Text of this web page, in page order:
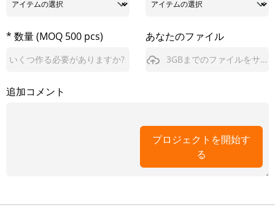
* 数量 (MOQ 500 pcs) あなたのファイル
3GBまでのファイルをサポート
追加コメント
プロジェクトを開始す
る